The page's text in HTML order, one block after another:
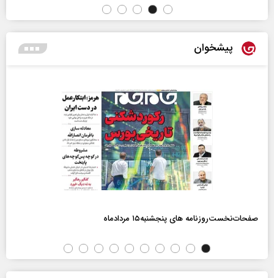
پیشخوان
صفحات‌نخست‌روزنامه ها‌ی پنجشنبه‌۱۵ مردادماه